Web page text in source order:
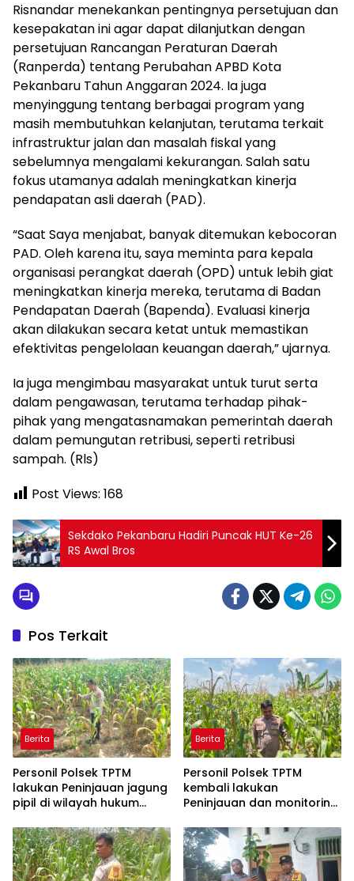
Risnandar menekankan pentingnya persetujuan dan
kesepakatan ini agar dapat dilanjutkan dengan
persetujuan Rancangan Peraturan Daerah
(Ranperda) tentang Perubahan APBD Kota
Pekanbaru Tahun Anggaran 2024. Ia juga
menyinggung tentang berbagai program yang
masih membutuhkan kelanjutan, terutama terkait
infrastruktur jalan dan masalah fiskal yang
sebelumnya mengalami kekurangan. Salah satu
fokus utamanya adalah meningkatkan kinerja
pendapatan asli daerah (PAD).
“Saat Saya menjabat, banyak ditemukan kebocoran
PAD. Oleh karena itu, saya meminta para kepala
organisasi perangkat daerah (OPD) untuk lebih giat
meningkatkan kinerja mereka, terutama di Badan
Pendapatan Daerah (Bapenda). Evaluasi kinerja
akan dilakukan secara ketat untuk memastikan
efektivitas pengelolaan keuangan daerah,” ujarnya.
Ia juga mengimbau masyarakat untuk turut serta
dalam pengawasan, terutama terhadap pihak-
pihak yang mengatasnamakan pemerintah daerah
dalam pemungutan retribusi, seperti retribusi
sampah. (Rls)
Post Views: 168
Sekdako Pekanbaru Hadiri Puncak HUT Ke-26
RS Awal Bros
Pos Terkait
Berita
Personil Polsek TPTM
lakukan Peninjauan jagung
pipil di wilayah hukum
Berita
Personil Polsek TPTM
kembali lakukan
Peninjauan dan monitoring
wilayah hukum Polsek
TPTM